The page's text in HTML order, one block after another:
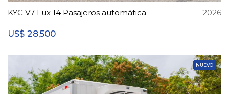
KYC V7 Lux 14 Pasajeros automática 2026
US$ 28,500
NUEVO